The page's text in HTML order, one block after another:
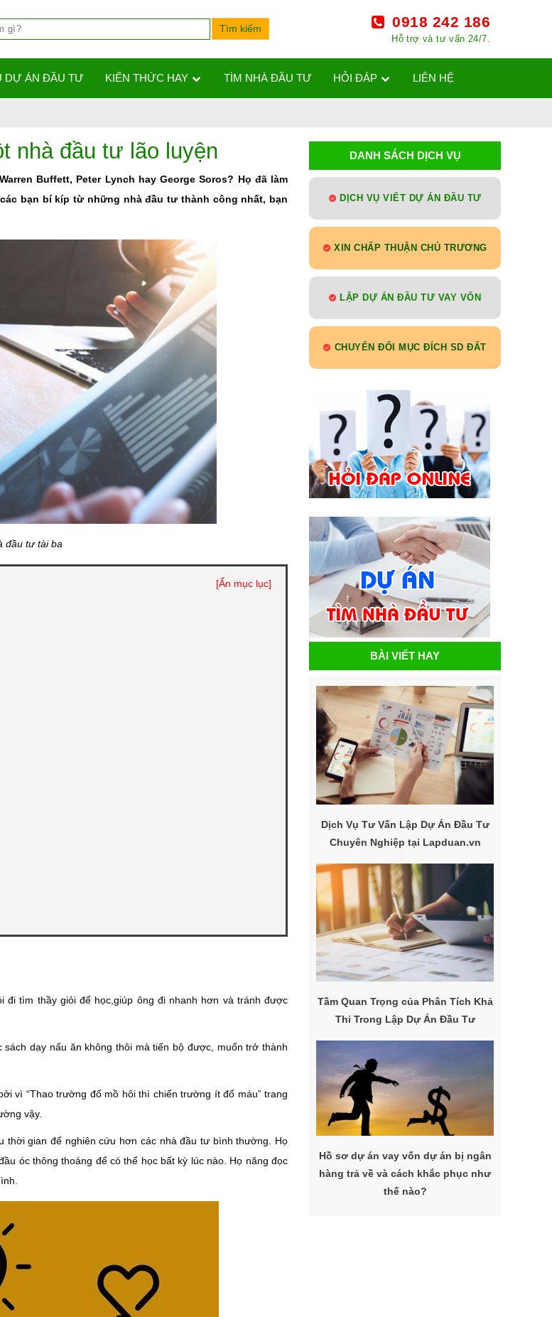
0918 242 186
Hỗ trợ và tư vấn 24/7.
DỰ ÁN ĐẦU TƯ KIẾN THỨC HAY TÌM NHÀ ĐẦU TƯ HỎI ĐÁP LIÊN HỆ
nhà đầu tư lão luyện
Buffett, Peter Lynch hay George Soros? Họ đã làm
bạn bí kíp từ những nhà đầu tư thành công nhất, bạn
đầu tư tài ba
[Ẩn mục lục]
tìm thầy giỏi để học,giúp ông đi nhanh hơn và tránh được
dạy nấu ăn không thôi mà tiến bộ được, muốn trở thành
vì “Thao trường đổ mồ hôi thì chiến trường ít đổ máu” trang
vậy.
thời gian để nghiên cứu hơn các nhà đầu tư bình thường. Họ
óc thông thoáng để có thể học bất kỳ lúc nào. Họ năng đọc
DANH SÁCH DỊCH VỤ
DỊCH VỤ VIÊT DỰ ÁN ĐẦU TƯ
XIN CHẤP THUẬN CHỦ TRƯƠNG
LẬP DỰ ÁN ĐẦU TƯ VAY VỐN
CHUYỂN ĐỔI MỤC ĐÍCH SD ĐẤT
BÀI VIẾT HAY
Dịch Vụ Tư Vấn Lập Dự Án Đầu Tư
Chuyên Nghiệp tại Lapduan.vn
Tầm Quan Trọng của Phân Tích Khả
Thi Trong Lập Dự Án Đầu Tư
Hồ sơ dự án vay vốn dự án bị ngân
hàng trả về và cách khắc phục như
thế nào?